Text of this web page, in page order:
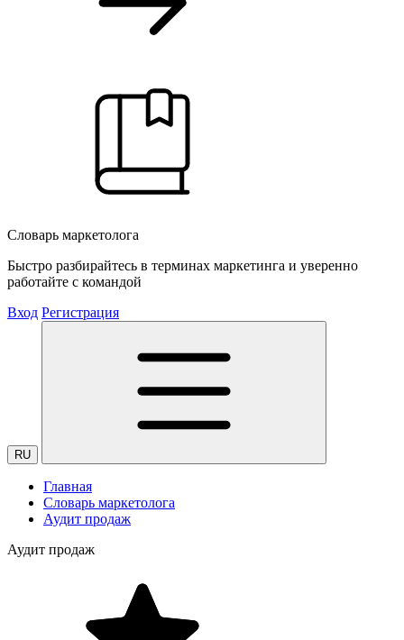
Словарь маркетолога
Быстро разбирайтесь в терминах маркетинга и уверенно
работайте с командой
Вход Регистрация
RU
Главная
Словарь маркетолога
Аудит продаж
Аудит продаж